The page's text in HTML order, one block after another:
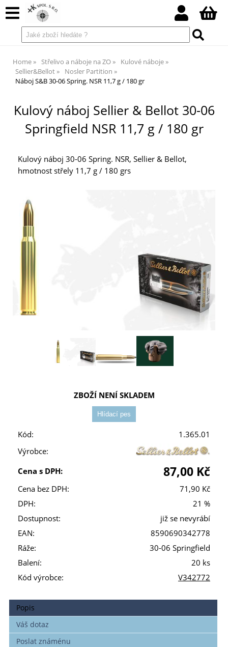
Home Střelivo a náboje na ZO
Kulové náboje
Sellier&Bellot
Nosler Partition
Náboj S&B 30-06 Spring. NSR 11,7 g / 180 gr
Kulový náboj Sellier & Bellot 30-06
Springfield NSR 11,7 g / 180 gr
Kulový náboj 30-06 Spring. NSR, Sellier & Bellot,
hmotnost střely 11,7 g / 180 grs
ZBOŽÍ NENÍ SKLADEM
Kód:
1.365.01
Výrobce:
Cena s DPH:
87,00 Kč
Cena bez DPH:
71,90 Kč
DPH:
21 %
Dostupnost:
již se nevyrábí
EAN:
8590690342778
Ráže:
30-06 Springfield
Balení:
20 ks
Kód výrobce:
V342772
Popis
Váš dotaz
Poslat známénu